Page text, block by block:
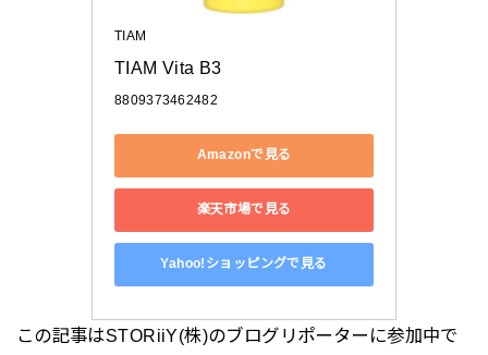
TIAM
8809373462482
Amazonで見る
楽天市場で見る
Yahoo!ショッピングで見る
この記事はSTORiiY(株)のブログリポーターに参加中で